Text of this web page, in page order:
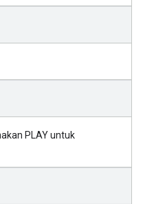
PLAY untuk